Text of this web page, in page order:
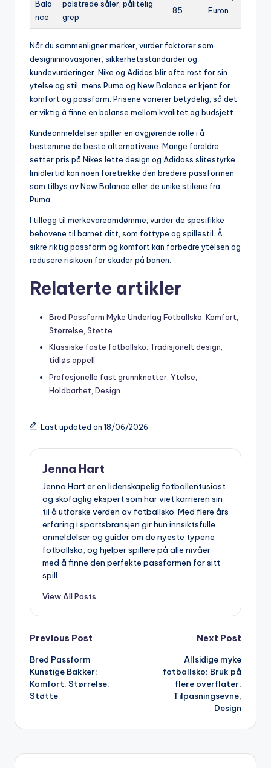
Bala
nce
polstrede såler, pålitelig
grep
85
Furon
Når du sammenligner merker, vurder faktorer som
designinnovasjoner, sikkerhetsstandarder og
kundevurderinger. Nike og Adidas blir ofte rost for sin
ytelse og stil, mens Puma og New Balance er kjent for
komfort og passform. Prisene varierer betydelig, så det
er viktig å finne en balanse mellom kvalitet og budsjett.
Kundeanmeldelser spiller en avgjørende rolle i å
bestemme de beste alternativene. Mange foreldre
setter pris på Nikes lette design og Adidass slitestyrke.
Imidlertid kan noen foretrekke den bredere passformen
som tilbys av New Balance eller de unike stilene fra
Puma.
I tillegg til merkevareomdømme, vurder de spesifikke
behovene til barnet ditt, som fottype og spillestil. Å
sikre riktig passform og komfort kan forbedre ytelsen og
redusere risikoen for skader på banen.
Relaterte artikler
Bred Passform Myke Underlag Fotballsko: Komfort,
Størrelse, Støtte
Klassiske faste fotballsko: Tradisjonelt design,
tidløs appell
Profesjonelle fast grunnknotter: Ytelse,
Holdbarhet, Design
Last updated on 18/06/2026
Jenna Hart
Jenna Hart er en lidenskapelig fotballentusiast
og skofaglig ekspert som har viet karrieren sin
til å utforske verden av fotballsko. Med flere års
erfaring i sportsbransjen gir hun innsiktsfulle
anmeldelser og guider om de nyeste typene
fotballsko, og hjelper spillere på alle nivåer
med å finne den perfekte passformen for sitt
spill.
View All Posts
Post
navigation
Previous Post
Bred Passform
Kunstige Bakker:
Komfort, Størrelse,
Støtte
Next Post
Allsidige myke
fotballsko: Bruk på
flere overflater,
Tilpasningsevne,
Design